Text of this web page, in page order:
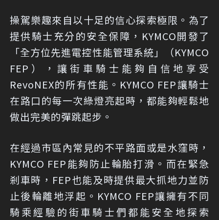
操駕樂趣來自以十足的信心探索極限。為了
提供騎士充分的安全保障，KYMCO開發了
「全方位先進電控性能管理系統」（KYMCO
FEP），讓街車騎士能夠自信地享受
RevoNEX的所有性能。KYMCO FEP讓騎士
在路口的每一次綠燈亮起時，都能夠輕鬆地
做出完美的彈跳起步。
在經過市區內常見的不平路面或是水窪時，
KYMCO FEP能夠防止輪胎打滑。而在緊急
剎車時，FEP也能及時提供最大抓地力並防
止後輪離地浮起。KYMCO FEP讓擁有不同
騎乘經驗的街車騎士們都能安全地探索